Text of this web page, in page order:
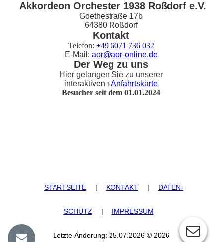
Akkordeon Orchester 1938 Roßdorf e.V.
Goethestraße 17b
64380 Roßdorf
Kontakt
Telefon: +49 6071 736 032
E-Mail: aor@aor-online.de
Der Weg zu uns
Hier gelangen Sie zu unserer
interaktiven ›Anfahrtskarte
Besucher seit dem 01.01.2024
STARTSEITE | KONTAKT | DATEN­
SCHUTZ | IMPRESSUM
Letzte Änderung: 25.07.2026 © 2026